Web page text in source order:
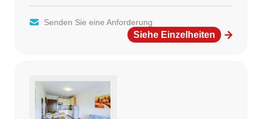
Senden Sie eine Anforderung
Siehe Einzelheiten